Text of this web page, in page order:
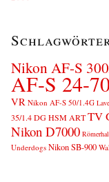
Nikon AF-S
AF-S 24-
VR Nikon AF-S 50/1.4G
35/1.4 DG HSM ARTTV
Nikon D7000
Underdogs Nikon SB-900